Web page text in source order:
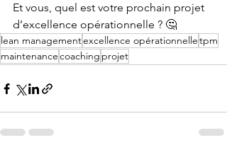
Et vous, quel est votre prochain projet
d’excellence opérationnelle ? 🤔
lean managementexcellence opérationnelletpm
maintenancecoaching projet